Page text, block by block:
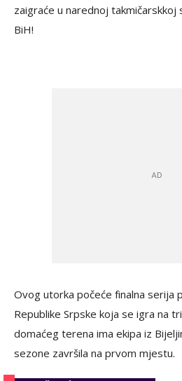
zaigraće u narednoj takmičarskkoj
BiH!
Ovog utorka počeće finalna serija
Republike Srpske koja se igra na
domaćeg terena ima ekipa iz
sezone završila na prvom mjestu.